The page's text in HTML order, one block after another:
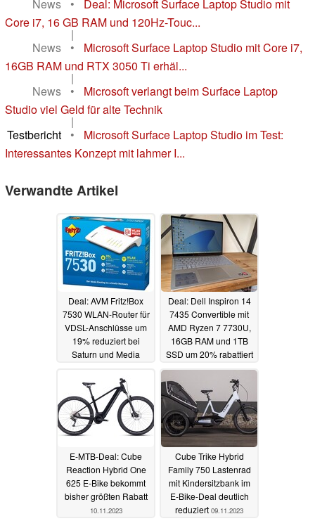
News •
Deal: Microsoft Surface Laptop Studio mit
Core i7, 16 GB RAM und 120Hz-Touc...
|
News
•
Microsoft Surface Laptop Studio mit Core i7,
16GB RAM und RTX 3050 Ti erhäl...
|
News
•
Microsoft verlangt beim Surface Laptop
Studio viel Geld für alte Technik
|
Testbericht
•
Microsoft Surface Laptop Studio im Test:
Interessantes Konzept mit lahmer I...
Verwandte Artikel
Deal: AVM Fritz!Box
7530 WLAN-Router für
VDSL-Anschlüsse um
19% reduziert bei
Saturn und Media
Deal: Dell Inspiron 14
7435 Convertible mit
AMD Ryzen 7 7730U,
16GB RAM und 1TB
SSD um 20% rabattiert
10.11.2023
E-MTB-Deal: Cube
Reaction Hybrid One
625 E-Bike bekommt
bisher größten Rabatt
10.11.2023
Cube Trike Hybrid
Family 750 Lastenrad
mit Kindersitzbank im
E-Bike-Deal deutlich
reduziert 09.11.2023